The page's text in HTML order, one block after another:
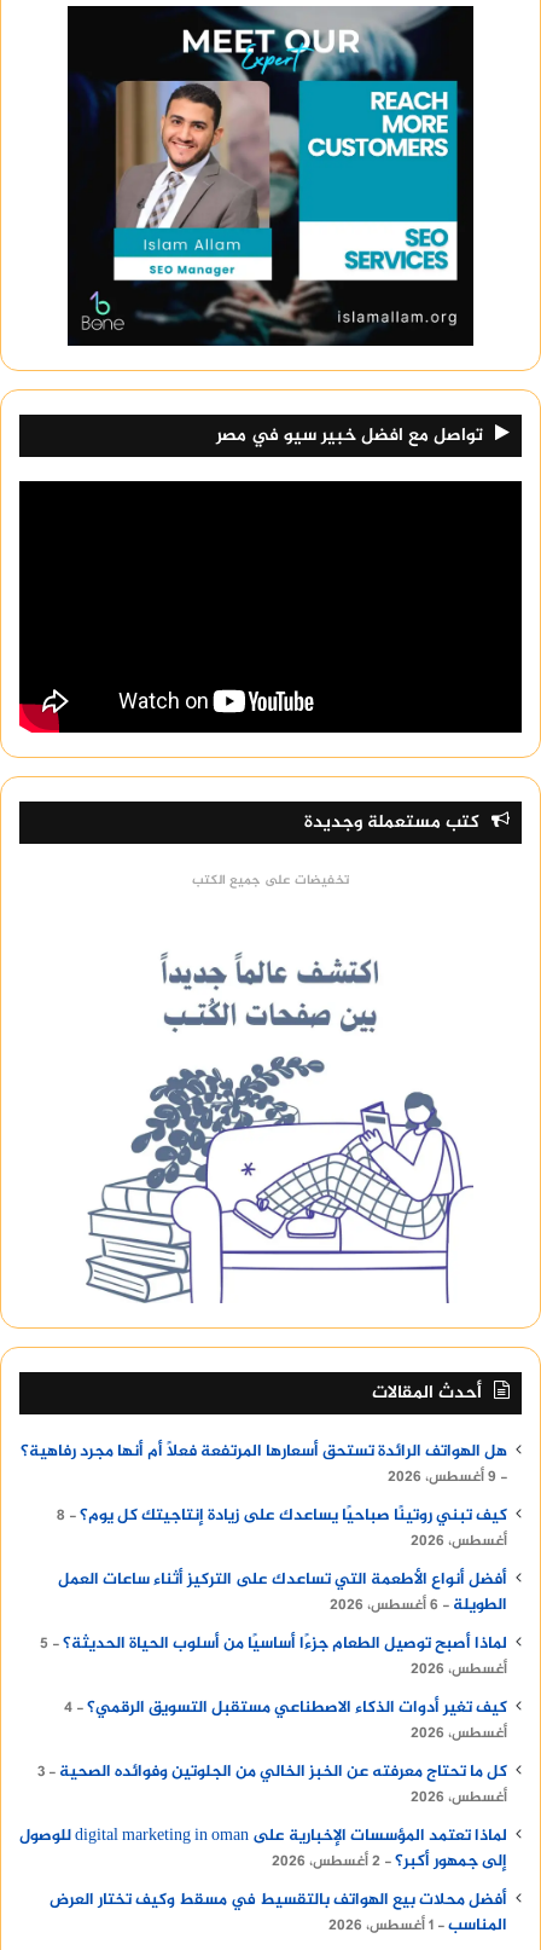
تواصل مع افضل خبير سيو في مصر
كتب مستعملة وجديدة
تخفيضات على جميع الكتب
أحدث المقالات
هل الهواتف الرائدة تستحق أسعارها المرتفعة فعلًا أم أنها مجرد رفاهية؟
9 أغسطس، 2026
كيف تبني روتينًا صباحيًا يساعدك على زيادة إنتاجيتك كل يوم؟
8
أغسطس، 2026
أفضل أنواع الأطعمة التي تساعدك على التركيز أثناء ساعات العمل
الطويلة
6 أغسطس، 2026
لماذا أصبح توصيل الطعام جزءًا أساسيًا من أسلوب الحياة الحديثة؟
5
أغسطس، 2026
كيف تغير أدوات الذكاء الاصطناعي مستقبل التسويق الرقمي؟ 4
أغسطس، 2026
كل ما تحتاج معرفته عن الخبز الخالي من الجلوتين وفوائده الصحية
3
أغسطس، 2026
لماذا تعتمد المؤسسات الإخبارية على digital marketing in oman للوصول
إلى جمهور أكبر؟ 2 أغسطس، 2026
أفضل محلات بيع الهواتف بالتقسيط في مسقط وكيف تختار العرض
المناسب 1 أغسطس، 2026